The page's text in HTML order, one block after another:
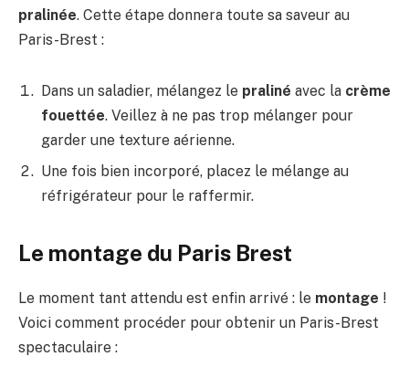
pralinée. Cette étape donnera toute sa saveur au
Paris-Brest :
Dans un saladier, mélangez le praliné avec la crème
fouettée. Veillez à ne pas trop mélanger pour
garder une texture aérienne.
Une fois bien incorporé, placez le mélange au
réfrigérateur pour le raffermir.
Le montage du Paris Brest
Le moment tant attendu est enfin arrivé : le montage !
Voici comment procéder pour obtenir un Paris-Brest
spectaculaire :